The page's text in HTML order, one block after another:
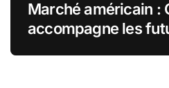
Marché américain :
accompagne les